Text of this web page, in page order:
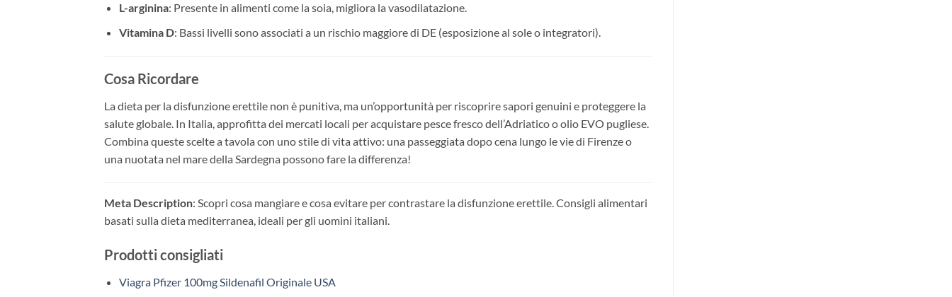
L-arginina: Presente in alimenti come la soia, migliora la vasodilatazione.
Vitamina D: Bassi livelli sono associati a un rischio maggiore di DE (esposizione al sole o integratori).
Cosa Ricordare
La dieta per la disfunzione erettile non è punitiva, ma un’opportunità per riscoprire sapori genuini e proteggere la
salute globale. In Italia, approfitta dei mercati locali per acquistare pesce fresco dell’Adriatico o olio EVO pugliese.
Combina queste scelte a tavola con uno stile di vita attivo: una passeggiata dopo cena lungo le vie di Firenze o
una nuotata nel mare della Sardegna possono fare la differenza!
Meta Description: Scopri cosa mangiare e cosa evitare per contrastare la disfunzione erettile. Consigli alimentari
basati sulla dieta mediterranea, ideali per gli uomini italiani.
Prodotti consigliati
Viagra Pfizer 100mg Sildenafil Originale USA